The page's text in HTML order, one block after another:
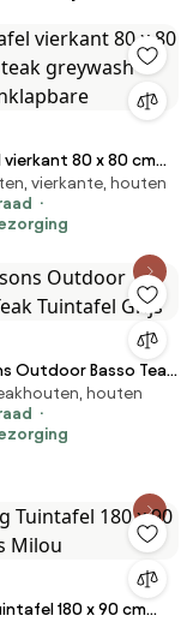
80 x 80 cm
Derby
vierkante, houten
Outdoor Basso Teak
Grijs
houten
x 90 cm